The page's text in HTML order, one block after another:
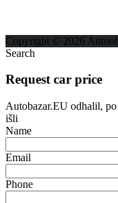
Copyright © 2026
Search
Request car price
Autobazar.EU odhalil,
išli
Name
Email
Phone